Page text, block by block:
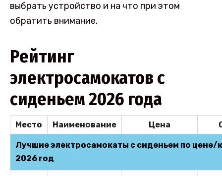
выбрать устройство и на что при этом
обратить внимание.
Рейтинг
электросамокатов с
сиденьем 2026 года
Место Наименование Цена
Лучшие электросамокаты с сиденьем по цене/
2026 год